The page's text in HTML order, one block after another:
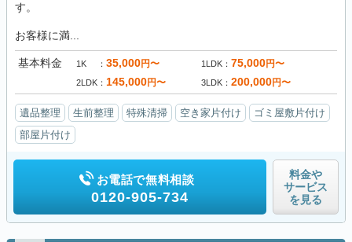
す。
お客様に満...
基本料金 1K 35,000円〜 1LDK 75,000円〜
2LDK 145,000円〜 3LDK 200,000円〜
遺品整理 生前整理 特殊清掃 空き家片付け
ゴミ屋敷片付け
部屋片付け
お電話で無料相談
0120-905-734
料金や
サービス
を見る